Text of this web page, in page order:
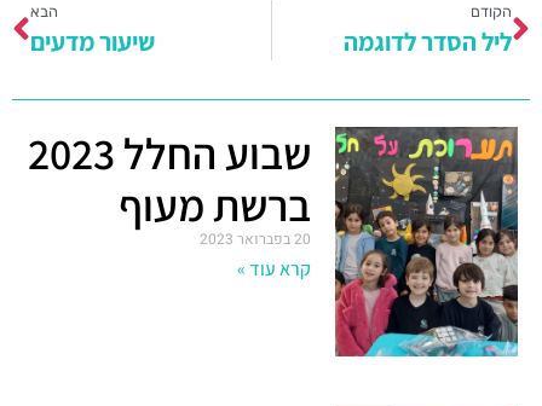
הקודם
ליל הסדר לדוגמה
הבא
שיעור מדעים
שבוע החלל 2023
ברשת מעוף
20 בפברואר 2023
קרא עוד »